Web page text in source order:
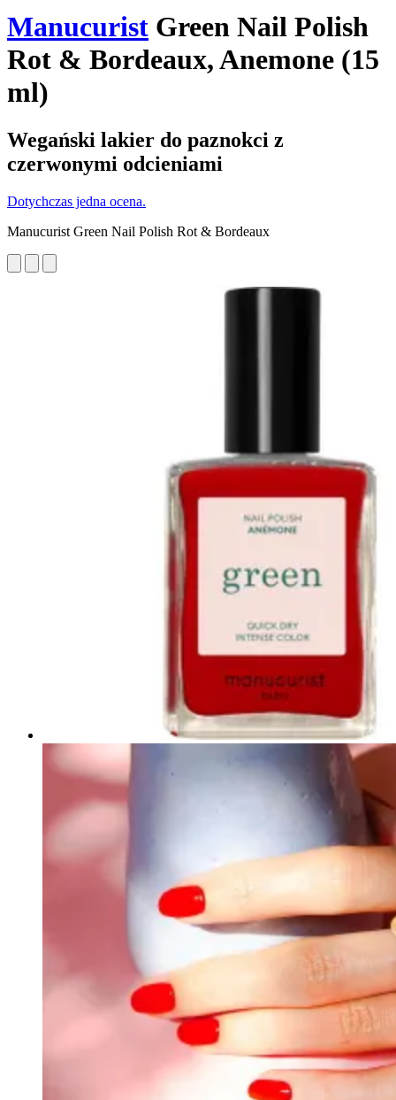
Manucurist Green Nail Polish
Rot & Bordeaux, Anemone (15
ml)
Wegański lakier do paznokci z
czerwonymi odcieniami
Dotychczas jedna ocena.
Manucurist Green Nail Polish Rot & Bordeaux